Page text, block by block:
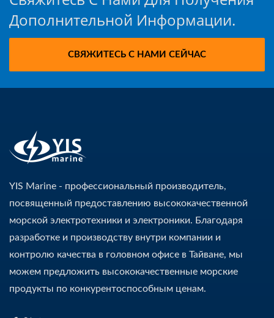
Дополнительной Информации.
СВЯЖИТЕСЬ С НАМИ СЕЙЧАС
YIS Marine - профессиональный производитель,
посвященный предоставлению высококачественной
морской электротехники и электроники. Благодаря
разработке и производству внутри компании и
контролю качества в головном офисе в Тайване, мы
можем предложить высококачественные морские
продукты по конкурентоспособным ценам.